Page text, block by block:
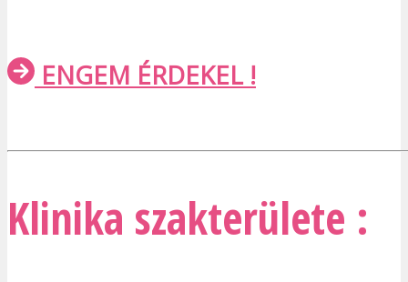
ENGEM ÉRDEKEL !
Klinika szakterülete :